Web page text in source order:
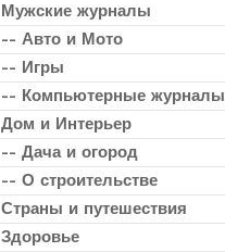
Мужские журналы
-- Авто и Мото
-- Игры
-- Компьютерные журналы
Дом и Интерьер
-- Дача и огород
-- О строительстве
Страны и путешествия
Здоровье